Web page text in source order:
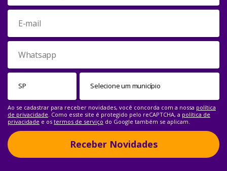
Ao se cadastrar para receber novidades, você concorda com a nossa política
de privacidade. Como esste site é protegido pelo reCAPTCHA, a política de
privacidade e os termos de serviço do Google também se aplicam.
Receber Novidades